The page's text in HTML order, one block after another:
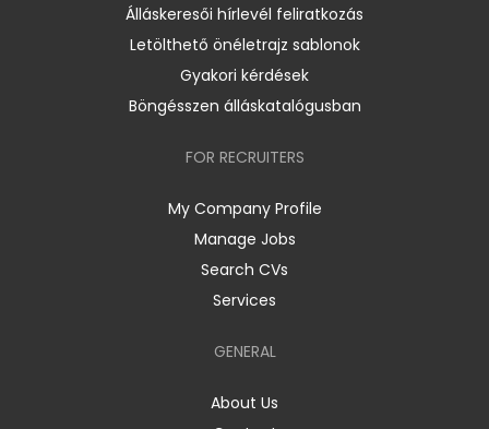
Álláskeresői hírlevél feliratkozás
Letölthető önéletrajz sablonok
Gyakori kérdések
Böngésszen álláskatalógusban
FOR RECRUITERS
My Company Profile
Manage Jobs
Search CVs
Services
GENERAL
About Us